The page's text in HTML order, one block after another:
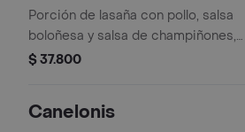
Porción de lasaña con pollo, salsa
boloñesa y salsa de champiñones,
gratinada con queso parmesano y
$ 37.800
Canelonis